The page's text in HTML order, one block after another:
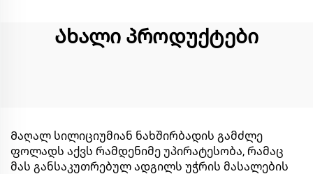
Ახალი პროდუქტები
Მაღალ სილიციუმიან ნახშირბადის გამძლე
ფოლადს აქვს რამდენიმე უპირატესობა, რამაც
მას განსაკუთრებულ ადგილს უჭრის მასალების